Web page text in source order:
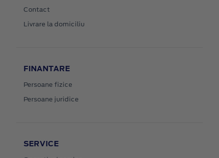
Contact
Livrare la domiciliu
FINANTARE
Persoane fizice
Persoane juridice
SERVICE